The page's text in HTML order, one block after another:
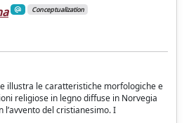
Conceptualization
illustra le caratteristiche morfologiche e
religiose in legno diffuse in Norvegia
l’avvento del cristianesimo. I